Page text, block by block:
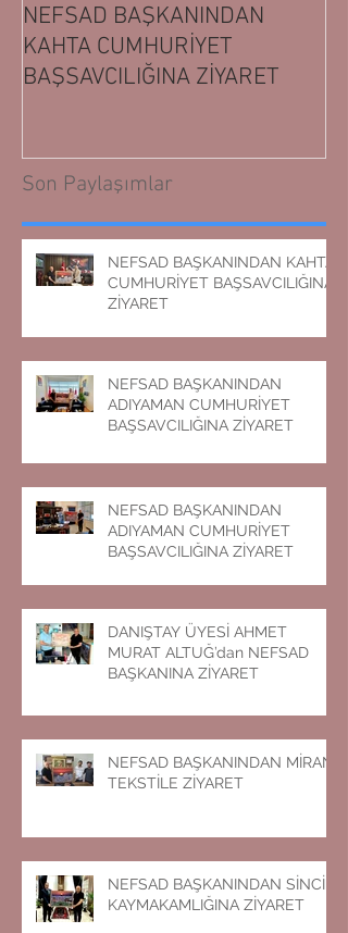
NEFSAD BAŞKANINDAN
KAHTA CUMHURİYET
BAŞSAVCILIĞINA ZİYARET
Son Paylaşımlar
NEFSAD BAŞKANINDAN KAHTA
CUMHURİYET BAŞSAVCILIĞINA
ZİYARET
NEFSAD BAŞKANINDAN
ADIYAMAN CUMHURİYET
BAŞSAVCILIĞINA ZİYARET
NEFSAD BAŞKANINDAN
ADIYAMAN CUMHURİYET
BAŞSAVCILIĞINA ZİYARET
DANIŞTAY ÜYESİ AHMET
MURAT ALTUĞ’dan NEFSAD
BAŞKANINA ZİYARET
NEFSAD BAŞKANINDAN MİRAN
TEKSTİLE ZİYARET
NEFSAD BAŞKANINDAN SİNCİK
KAYMAKAMLIĞINA ZİYARET